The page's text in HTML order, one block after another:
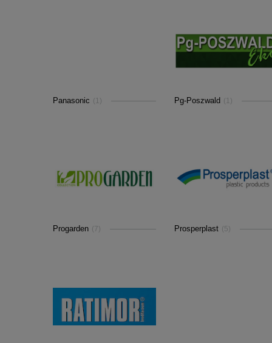
Panasonic (1) Pg-Poszwald (1)
Progarden (7) Prosperplast (5)